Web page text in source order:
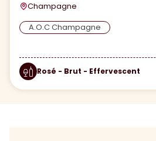
Champagne
A.O.C Champagne
Rosé - Brut - Effervescent